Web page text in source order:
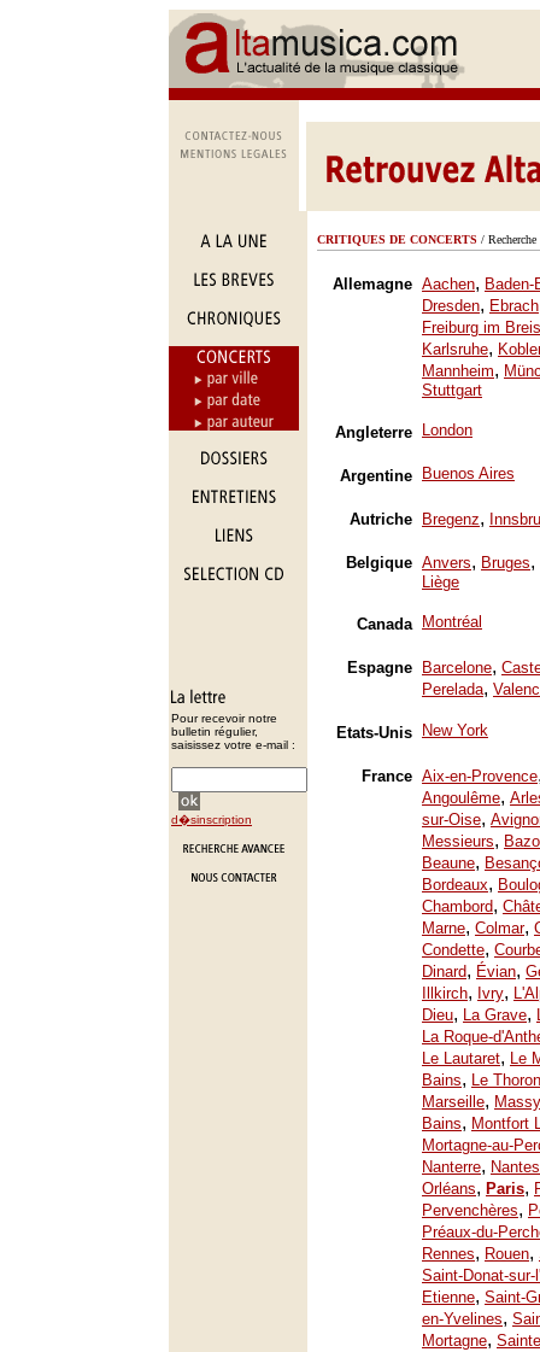
Pour recevoir notre
bulletin régulier,
saisissez votre e-mail :
d�sinscription
CRITIQUES DE CONCERTS /
Allemagne Aachen, Baden-
Dresden, Ebrach
Freiburg im
Karlsruhe,
Mannheim,
Stuttgart
Angleterre London
Argentine Buenos Aires
Autriche Bregenz,
Belgique Anvers, Bruges,
Liège
Canada Montréal
Espagne Barcelone,
Perelada,
Etats-Unis New York
France Aix-en-Provence
Angoulême,
sur-Oise,
Messieurs,
Beaune,
Bordeaux,
Chambord,
Marne, Colmar,
Condette,
Dinard, Évian,
Illkirch, Ivry,
Dieu, La Grave,
La Roque-
Le Lautaret, Le
Bains, Le
Marseille, Massy
Bains, Montfort
Mortagne-au-
Nanterre, Nantes
Orléans, Paris,
Pervenchères,
Préaux-du-
Rennes, Rouen,
Saint-Donat-sur-
Etienne, Saint-
en-Yvelines,
Mortagne,